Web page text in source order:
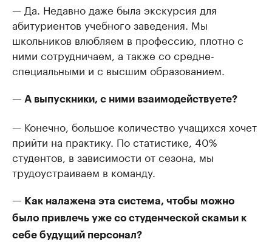
— Да. Недавно даже была экскурсия для
абитуриентов учебного заведения. Мы
школьников влюбляем в профессию, плотно с
ними сотрудничаем, а также со средне-
специальными и с высшим образованием.
— А выпускники, с ними взаимодействуете?
— Конечно, большое количество учащихся хочет
прийти на практику. По статистике, 40%
студентов, в зависимости от сезона, мы
трудоустраиваем в команду.
— Как налажена эта система, чтобы можно
было привлечь уже со студенческой скамьи к
себе будущий персонал?